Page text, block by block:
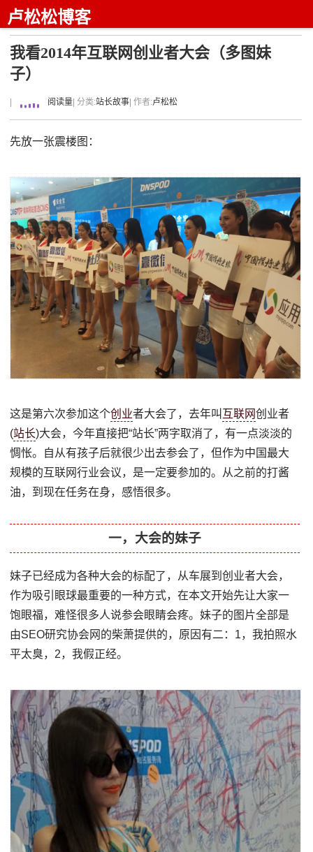
卢松松博客
我看2014年互联网创业者大会（多图妹
子）
阅读量 | 分类:站长故事 | 作者:卢松松
先放一张震楼图：
这是第六次参加这个创业者大会了，去年叫 互联网创业者
(站长)大会，今年直接把“站长”两字取消了，有一点淡淡的
惆怅。自从有孩子后就很少出去参会了，但作为中国最大
规模的互联网行业会议，是一定要参加的。从之前的打酱
油，到现在任务在身，感悟很多。
一，大会的妹子
妹子已经成为各种大会的标配了，从车展到创业者大会，
作为吸引眼球最重要的一种方式，在本文开始先让大家一
饱眼福，难怪很多人说参会眼睛会疼。妹子的图片全部是
由SEO研究协会网的柴萧提供的，原因有二：1，我拍照水
平太臭，2，我假正经。